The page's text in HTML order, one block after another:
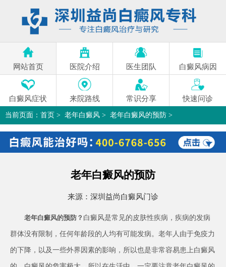
网站首页 医院介绍 医生团队 白癜风病因
白癜风症状 来院路线 常识分享 快速问诊
当前页面： 首页 > 老年白癜风 > 老年白癜风的预防 >
老年白癜风的预防
来源： 深圳益尚白癜风门诊
老年白癜风的预防？ 白癜风是常见的皮肤性疾病，疾病的发病
群体没有限制，任何年龄段的人均有可能发病。老年人由于免疫力
的下降，以及一些外界因素的影响，所以也是非常容易患上白癜风